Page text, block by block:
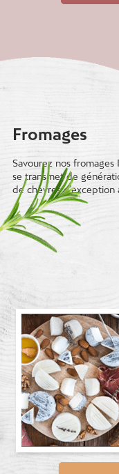
Fromages
Savourez nos
se transmet de
de chèvres d'exception